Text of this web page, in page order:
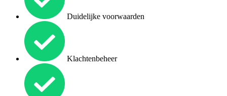
Duidelijke voorwaarden
Klachtenbeheer